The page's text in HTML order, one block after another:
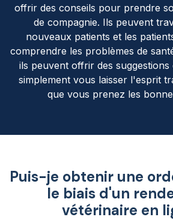
offrir des conseils pour prendre
de compagnie. Ils peuvent
nouveaux patients et les
comprendre les problèmes de
ils peuvent offrir des
simplement vous laisser l'esprit
que vous prenez les
Puis-je obtenir une
le biais d'un
vétérinaire en